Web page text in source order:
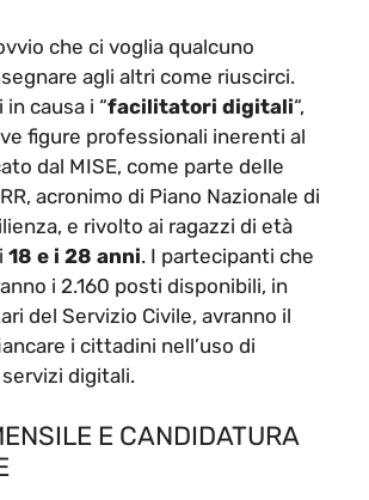
che ci voglia qualcuno
agli altri come riuscirci.
causa i “facilitatori digitali“,
figure professionali inerenti al
dal MISE, come parte delle
acronimo di Piano Nazionale di
e rivolto ai ragazzi di età
18 e i 28 anni. I partecipanti che
i 2.160 posti disponibili, in
del Servizio Civile, avranno il
i cittadini nell’uso di
digitali.
E CANDIDATURA